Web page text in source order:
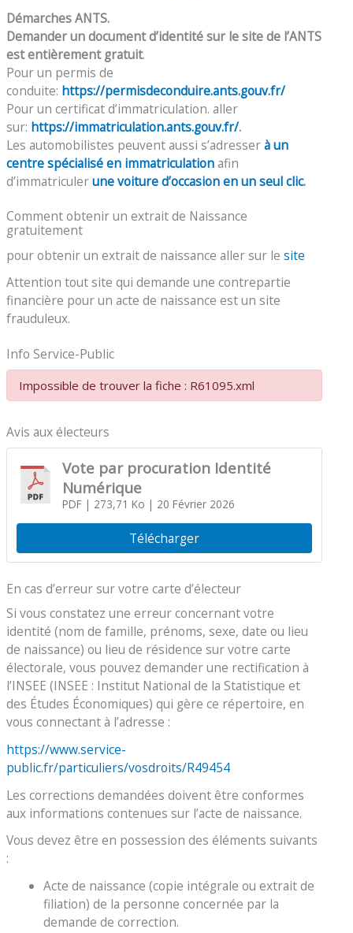
Démarches ANTS.
Demander un document d’identité sur le site de l’ANTS
est entièrement gratuit.
Pour un permis de
conduite: https://permisdeconduire.ants.gouv.fr/
Pour un certificat d’immatriculation. aller
sur: https://immatriculation.ants.gouv.fr/.
Les automobilistes peuvent aussi s’adresserà un
centre spécialisé en immatriculationafin
d’immatriculerune voiture d’occasion en un seul clic.
Comment obtenir un extrait de Naissance
gratuitement
pour obtenir un extrait de naissance aller sur le site
Attention tout site qui demande une contrepartie
financière pour un acte de naissance est un site
frauduleux.
Info Service-Public
Impossible de trouver la fiche : R61095.xml
Avis aux électeurs
Vote par procuration Identité
Numérique
PDF| 273,71 Ko | 20 Février 2026
Télécharger
En cas d’erreur sur votre carte d’électeur
Si vous constatez une erreur concernant votre
identité (nom de famille, prénoms, sexe, date ou lieu
de naissance) ou lieu de résidence sur votre carte
électorale, vous pouvez demander une rectification à
l’INSEE (INSEE : Institut National de la Statistique et
des Études Économiques) qui gère ce répertoire, en
vous connectant à l’adresse :
https://www.service-
public.fr/particuliers/vosdroits/R49454
Les corrections demandées doivent être conformes
aux informations contenues sur l’acte de naissance.
Vous devez être en possession des éléments suivants
:
Acte de naissance (copie intégrale ou extrait de
filiation) de la personne concernée par la
demande de correction.